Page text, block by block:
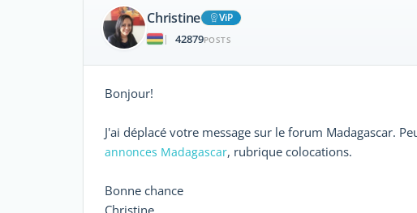
Christine
ViP
|
42879POSTS
Bonjour!
J'ai déplacé votre message sur le forum Madagascar.
annonces Madagascar, rubrique colocations.
Bonne chance
Christine